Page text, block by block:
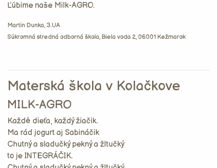
Ľúbime naše Milk-AGRO.
Martin Dunka, 3.UA
Súkromná stredná odborná škola, Biela voda 2, 06001 Kežmarok
Materská škola v Kolačkove
MILK-AGRO
Každé dieťa, každý žiačik.
Ma rád jogurt aj Sabináčik
Chutný a sladučký pekný a žltučký
to je INTEGRÁČIK.